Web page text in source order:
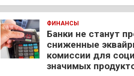
ФИНАНСЫ
Банки не станут
сниженные
комиссии для
значимых